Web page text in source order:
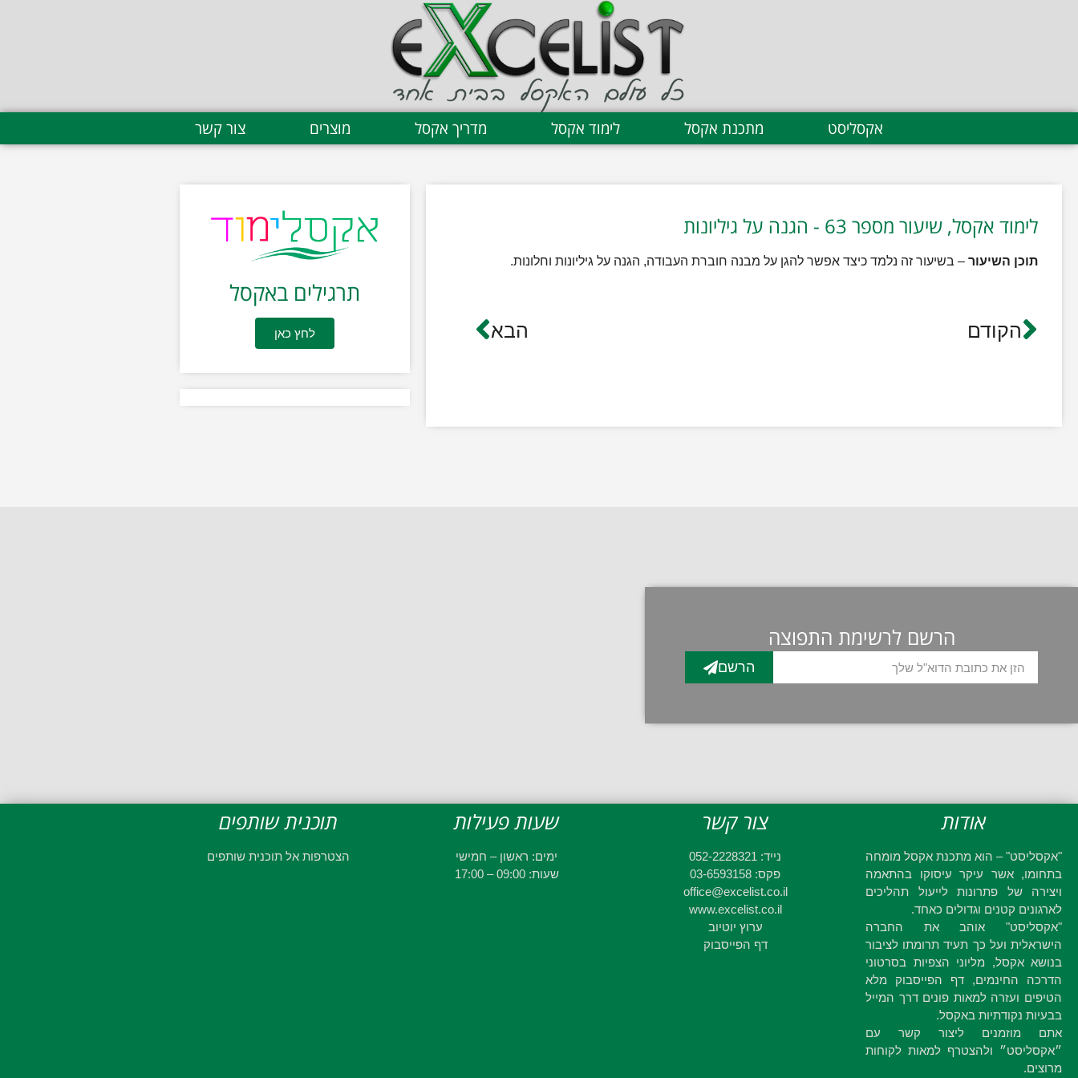
אקסליסט מתכנת אקסל לימוד אקסל מדריך אקסל מוצרים צור קשר
לימוד אקסל, שיעור מספר 63 - הגנה על גיליונות
תוכן השיעור – בשיעור זה נלמד כיצד אפשר להגן על מבנה חוברת העבודה, הגנה על גיליונות וחלונות.
הקודם הבא
תרגילים באקסל
לחץ כאן
הרשם לרשימת התפוצה
הרשם
אודות
"אקסליסט" – הוא מתכנת אקסל מומחה
בתחומו, אשר עיקר עיסוקו בהתאמה
ויצירה של פתרונות לייעול תהליכים
לארגונים קטנים וגדולים כאחד.
"אקסליסט" אוהב את החברה
הישראלית ועל כך תעיד תרומתו לציבור
בנושא אקסל, מליוני הצפיות בסרטוני
הדרכה החינמים, דף הפייסבוק מלא
הטיפים ועזרה למאות פונים דרך המייל
בבעיות נקודתיות באקסל.
אתם מוזמנים ליצור קשר עם
״אקסליסט״ ולהצטרף למאות לקוחות
מרוצים.
צור קשר
נייד: 052-2228321
פקס: 03-6593158
office@excelist.co.il
www.excelist.co.il
ערוץ יוטיוב
דף הפייסבוק
שעות פעילות
ימים: ראשון – חמישי
שעות: 09:00 – 17:00
תוכנית שותפים
הצטרפות אל תוכנית שותפים